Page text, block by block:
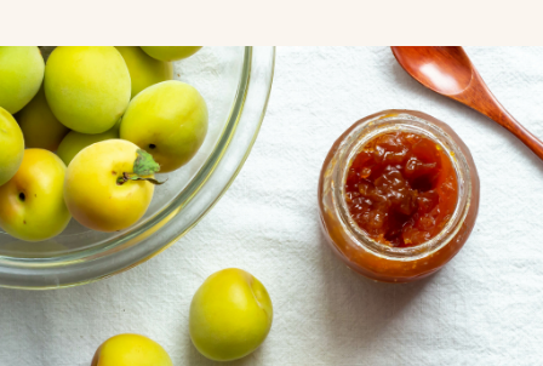
YOJO COLUMN
YOJO知恵袋
INSTAGRAM
インスタグラム
NEWS
お知らせ
PRODUCT OUR PRODUCT